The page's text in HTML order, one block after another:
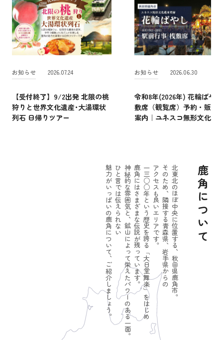
お知らせ 2026.07.24
【受付終了】9/2出発 北限の桃
狩りと世界文化遺産･大湯環状
列石 日帰りツアー
お知らせ 2026.06.30
令和8年(2026年) 花輪ばや
敷席（観覧席）予約・販売
案内｜ユネスコ無形文化遺
鹿角について
北東北のほぼ中央に位置する、秋田県鹿角市。
そのため、隣接する青森県、岩手県からの
アクセスも良いエリアです。
一三○○年という歴史を誇る「大日堂舞楽」をはじめ
鹿角にはさまざまな伝説が残っています。
神秘的な雰囲気と、鉱山によって栄えたパワーのある一面。
ひと言では伝えられない
魅力がいっぱいの鹿角について、ご紹介しましょう。